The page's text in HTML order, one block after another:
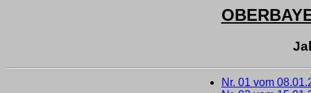
Nr. 01 vom